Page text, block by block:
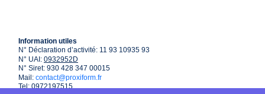
Information utiles
N° Déclaration d’activité: 11 93 10935 93
N° UAI: 0932952D
N° Siret: 930 428 347 00015
Mail: contact@proxiform.fr
Tel: 0972197515